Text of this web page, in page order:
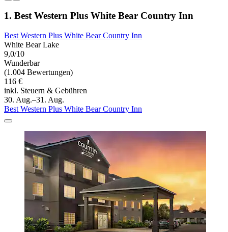
1. Best Western Plus White Bear Country Inn
Best Western Plus White Bear Country Inn
White Bear Lake
9,0/10
Wunderbar
(1.004 Bewertungen)
116 €
inkl. Steuern & Gebühren
30. Aug.–31. Aug.
Best Western Plus White Bear Country Inn